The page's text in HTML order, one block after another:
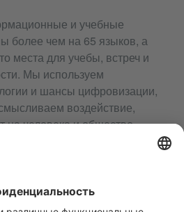
и учебные
более чем на 65 языков, а
места для учебы, встреч и
Мы используем
и шансы цифровизации,
воздействие,
на человека и общество.
форматам, например,
для мультипликаторов,
обмена и международным
людям со всего мира